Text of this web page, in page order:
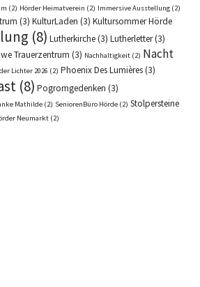
(2) Hörder Heimatverein (2) Immersive Ausstellung (2)
(3) KulturLaden (3) Kultursommer Hörde
(8) Lutherkirche(3) Lutherletter(3)
Trauerzentrum (3) Nachhaltigkeit (2) Nacht
Lichter 2026 (2) Phoenix Des Lumières(3)
(8) Pogromgedenken (3)
Mathilde (2) SeniorenBüro Hörde (2) Stolpersteine
Neumarkt (2)